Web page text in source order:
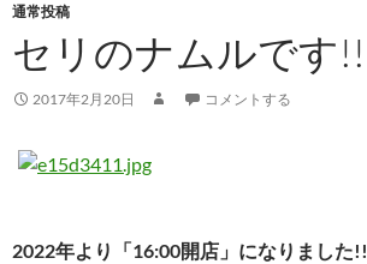
ン
ツ
へ
キ
プ
通常投稿
セリのナムルです!!
2017年2月20日 コメントする
2022年より「16:00開店」になりました!!